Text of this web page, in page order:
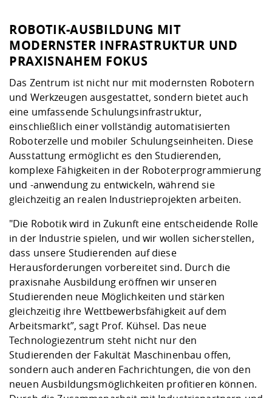
ROBOTIK-AUSBILDUNG MIT
MODERNSTER INFRASTRUKTUR UND
PRAXISNAHEM FOKUS
Das Zentrum ist nicht nur mit modernsten Robotern
und Werkzeugen ausgestattet, sondern bietet auch
eine umfassende Schulungsinfrastruktur,
einschließlich einer vollständig automatisierten
Roboterzelle und mobiler Schulungseinheiten. Diese
Ausstattung ermöglicht es den Studierenden,
komplexe Fähigkeiten in der Roboterprogrammierung
und -anwendung zu entwickeln, während sie
gleichzeitig an realen Industrieprojekten arbeiten.
"Die Robotik wird in Zukunft eine entscheidende Rolle
in der Industrie spielen, und wir wollen sicherstellen,
dass unsere Studierenden auf diese
Herausforderungen vorbereitet sind. Durch die
praxisnahe Ausbildung eröffnen wir unseren
Studierenden neue Möglichkeiten und stärken
gleichzeitig ihre Wettbewerbsfähigkeit auf dem
Arbeitsmarkt”, sagt Prof. Kühsel. Das neue
Technologiezentrum steht nicht nur den
Studierenden der Fakultät Maschinenbau offen,
sondern auch anderen Fachrichtungen, die von den
neuen Ausbildungsmöglichkeiten profitieren können.